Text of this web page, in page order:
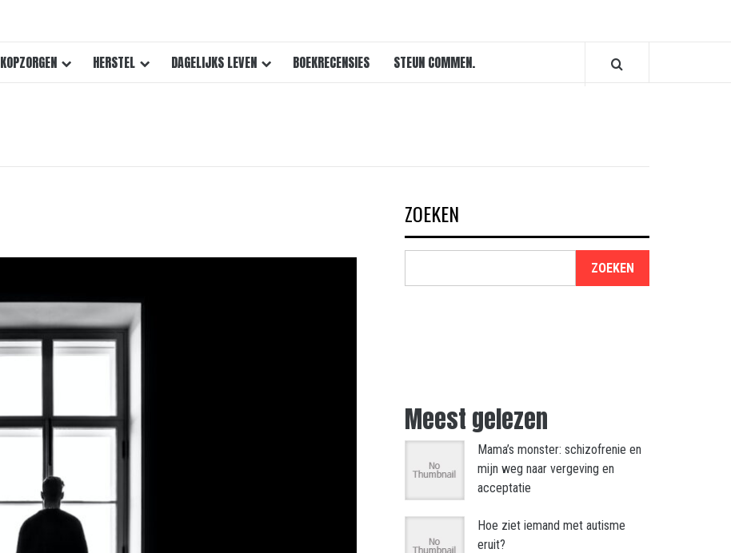
KOPZORGEN HERSTEL DAGELIJKS LEVEN BOEKRECENSIES STEUN COMMEN.
ZOEKEN
ZOEKEN
Meest gelezen
Mama’s monster: schizofrenie en
mijn weg naar vergeving en
acceptatie
Hoe ziet iemand met autisme
eruit?